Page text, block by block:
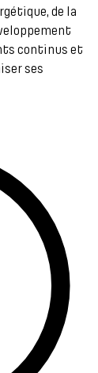
de la
continus et
ses